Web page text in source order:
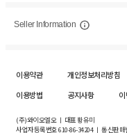
Seller Information
이용약관 개인정보처리방침
이용방법
공지사항
(주)와이오엘오 ㅣ 대표 황유미
사업자등록번호610-86-34204ㅣ 통신판매